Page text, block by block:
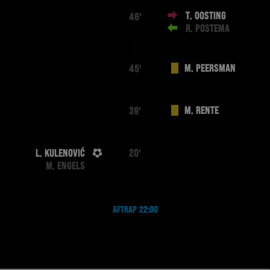
46'
T. OOSTING
R. POSTEMA
45' M. PEERSMAN
39' M. RENTE
L. KULENOVIĆ
M. ENGELS
20'
AFTRAP 22:00